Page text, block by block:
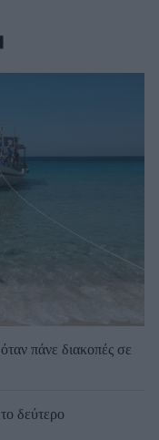
πάνε διακοπές σε
δεύτερο